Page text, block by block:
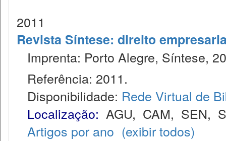
2011
Revista Síntese: direito
Imprenta: Porto Alegre, Síntese,
Referência: 2011.
Disponibilidade: Rede Virtual de
Localização: AGU, CAM, SEN,
Artigos por ano (exibir todos)